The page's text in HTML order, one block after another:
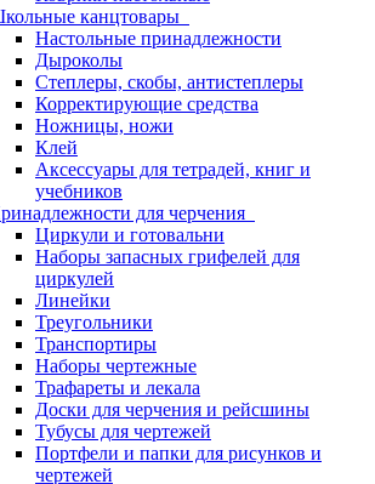
канцтовары
Настольные принадлежности
Дыроколы
Степлеры, скобы, антистеплеры
Корректирующие средства
Ножницы, ножи
Клей
Аксессуары для тетрадей, книг и
учебников
для черчения
Циркули и готовальни
Наборы запасных грифелей для
циркулей
Линейки
Треугольники
Транспортиры
Наборы чертежные
Трафареты и лекала
Доски для черчения и рейсшины
Тубусы для чертежей
Портфели и папки для рисунков и
чертежей